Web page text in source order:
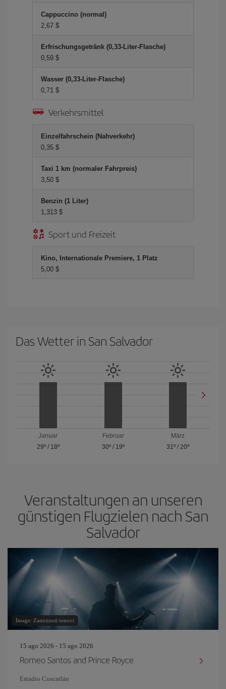
Cappuccino (normal)
2,67 $
Erfrischungsgetränk (0,33-Liter-Flasche)
0,59 $
Wasser (0,33-Liter-Flasche)
0,71 $
Verkehrsmittel
Einzelfahrschein (Nahverkehr)
0,35 $
Taxi 1 km (normaler Fahrpreis)
3,50 $
Benzin (1 Liter)
1,313 $
Sport und Freizeit
Kino, Internationale Premiere, 1 Platz
5,00 $
Das Wetter in San Salvador
Januar
29º/ 18º
Februar
30º/ 19º
März
31º /20º
Veranstaltungen an unseren
günstigen Flugzielen nach San
Salvador
Image: Zamrznuti tonovi
15 ago 2026 - 15 ago 2026
Romeo Santos and Prince Royce
Estadio Cuscatlán